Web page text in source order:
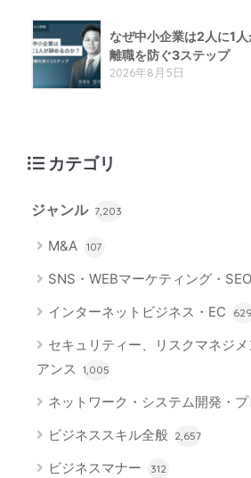
なぜ中小企業は2人に1
離職を防ぐ3ステップ
2026年8月5日
カテゴリ
ジャンル 7,203
M&A 107
SNS・WEBマーケティング・SEO
インターネットビジネス・EC 629
セキュリティー、リスクマネジ
アンス 1,005
ネットワーク・システム開発・
ビジネススキル全般 2,657
ビジネスマナー 312